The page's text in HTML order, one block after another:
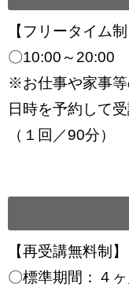
【フリータイム制
〇10:00～20:00
※お仕事や家事
日時を予約して
（１回／90分）
【再受講無料制】
〇標準期間：４